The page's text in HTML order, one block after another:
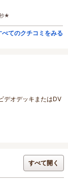
★
べてのクチコミをみる
デオデッキまたはDV
すべて開く